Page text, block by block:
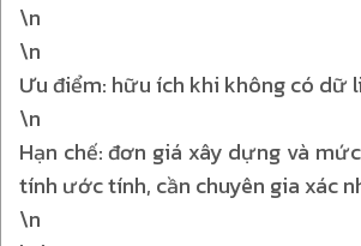
\n
\n
Ưu điểm: hữu ích khi không có dữ
\n
Hạn chế: đơn giá xây dựng và
tính ước tính, cần chuyên gia xác
\n